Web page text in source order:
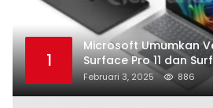
1
Microsoft Umumkan
Surface Pro 11 dan
Februari 3, 2025 886